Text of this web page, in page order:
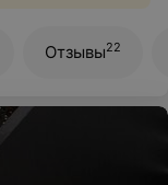
Отзывы22